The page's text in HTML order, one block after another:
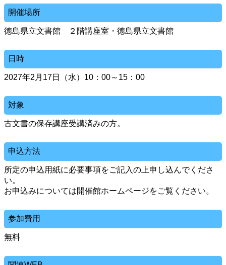
開催場所
徳島県立文書館 ２階講座室・徳島県立文書館
日時
2027年2月17日（水）10：00～15：00
対象
古文書の保存講座受講済みの方。
申込方法
所定の申込用紙に必要事項をご記入の上申し込んでくださ
い。
お申込みについては開催館ホームページをご覧ください。
参加費用
無料